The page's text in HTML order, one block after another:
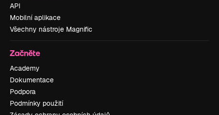
API
Mobilní aplikace
Všechny nástroje Magnific
Začněte
Academy
Dokumentace
Podpora
Podmínky použití